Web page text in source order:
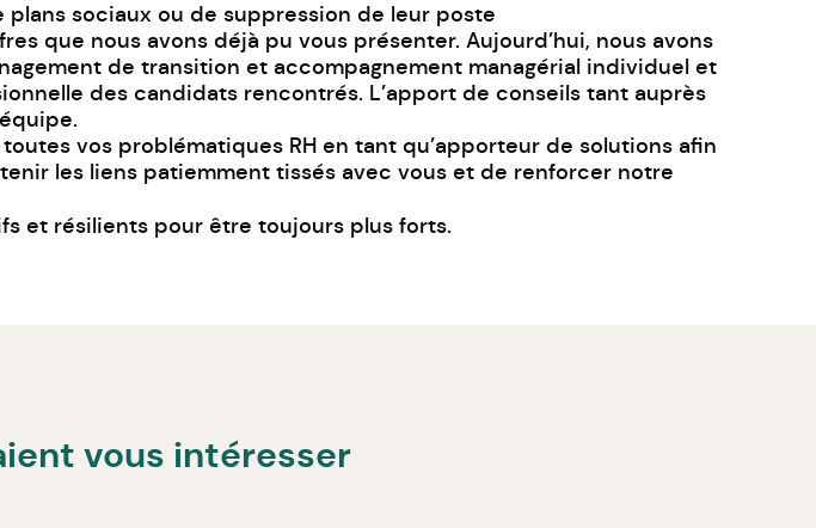
sociaux ou de suppression de leur poste
que nous avons déjà pu vous présenter. Aujourd’hui, nous avons
de transition et accompagnement managérial individuel et
des candidats rencontrés. L’apport de conseils tant auprès
vos problématiques RH en tant qu’apporteur de solutions afin
les liens patiemment tissés avec vous et de renforcer notre
et résilients pour être toujours plus forts.
vous intéresser